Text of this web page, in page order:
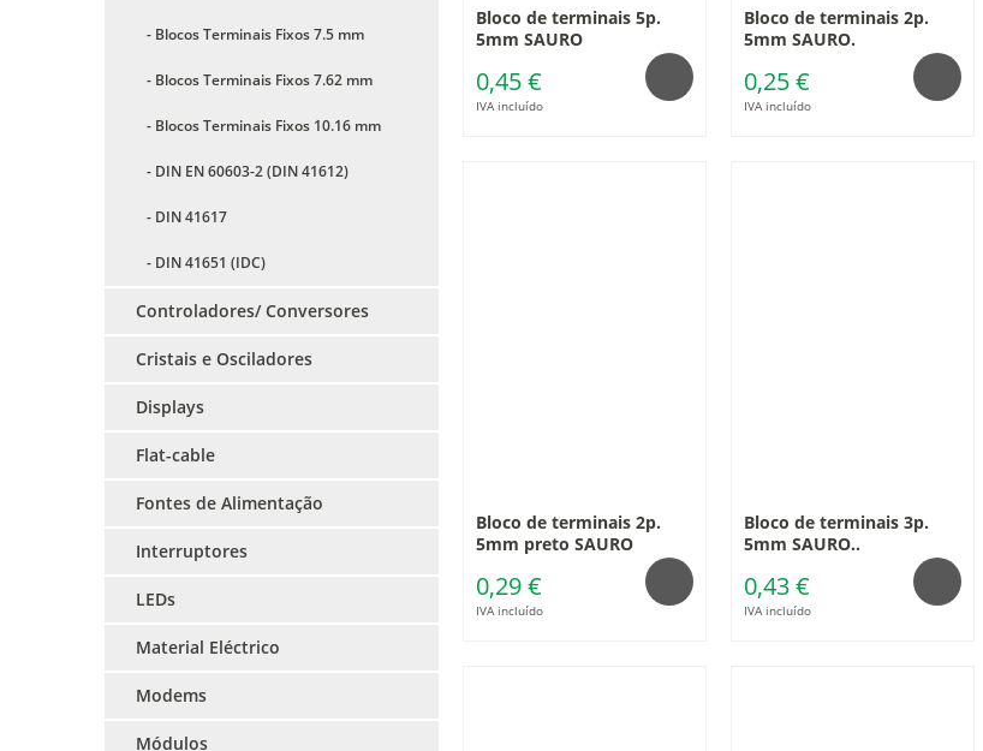
- Blocos Terminais Fixos 7.5 mm
- Blocos Terminais Fixos 7.62 mm
- Blocos Terminais Fixos 10.16 mm
- DIN EN 60603-2 (DIN 41612)
- DIN 41617
- DIN 41651 (IDC)
Controladores/ Conversores
Cristais e Osciladores
Displays
Flat-cable
Fontes de Alimentação
Interruptores
LEDs
Material Eléctrico
Modems
Módulos
Bloco de terminais 5p.
5mm SAURO
0,45 €
IVA incluído
Bloco de terminais 2p.
5mm SAURO.
0,25 €
IVA incluído
Bloco de terminais 2p.
5mm preto SAURO
0,29 €
IVA incluído
Bloco de terminais 3p.
5mm SAURO..
0,43 €
IVA incluído